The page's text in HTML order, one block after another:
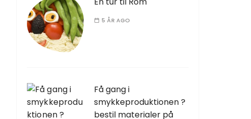
5 ÅR AGO
Få gang i
smykkeproduktionen ?
bestil materialer på